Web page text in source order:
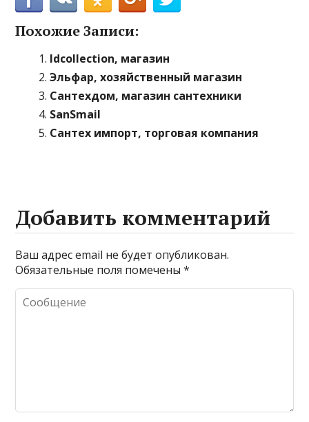
Похожие Записи:
Idcollection, магазин
Эльфар, хозяйственный магазин
Сантехдом, магазин сантехники
SanSmail
Сантех импорт, торговая компания
Добавить комментарий
Ваш адрес email не будет опубликован.
Обязательные поля помечены*